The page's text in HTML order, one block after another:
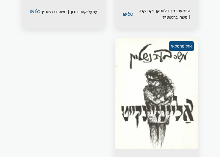
הינטער מײַן בלוטיקן פֿאָרהאַנג...
| משה ברנשטיין
₪60 אַמאָליקער ניגון | משה ברנשטיין ₪60
אזל מהמלאי